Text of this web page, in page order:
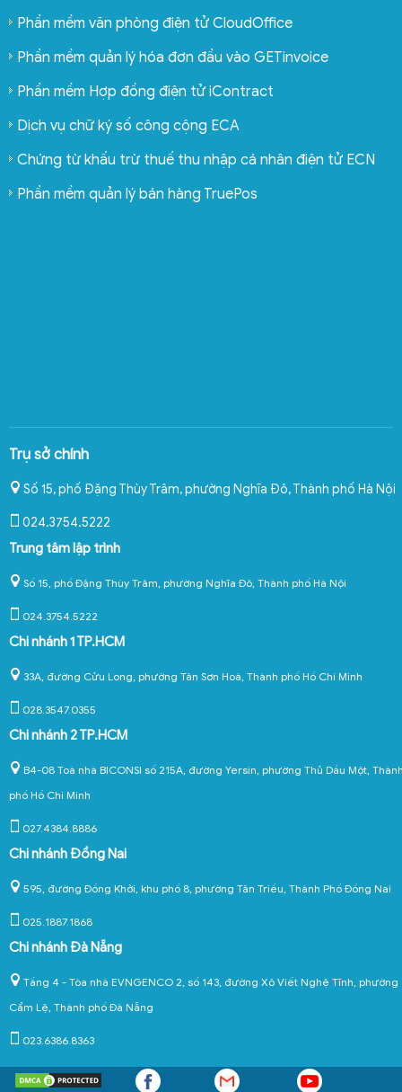
Phần mềm văn phòng điện tử CloudOffice
Phần mềm quản lý hóa đơn đầu vào GETinvoice
Phần mềm Hợp đồng điện tử iContract
Dịch vụ chữ ký số công cộng ECA
Chứng từ khấu trừ thuế thu nhập cá nhân điện tử ECN
Phần mềm quản lý bán hàng TruePos
Trụ sở chính
Số 15, phố Đặng Thùy Trâm, phường Nghĩa Đô,Thành phố Hà Nội
024.3754.5222
Trung tâm lập trình
Số 15, phố Đặng Thùy Trâm, phường Nghĩa Đô, Thành phố Hà Nội
024.3754.5222
Chi nhánh 1 TP.HCM
33A, đường Cửu Long, phường Tân Sơn Hoà, Thành phố Hồ Chí Minh
028.3547.0355
Chi nhánh 2 TP.HCM
B4-08 Toà nhà BICONSI số 215A, đường Yersin, phường Thủ Dầu Một,
phố Hồ Chí Minh
027.4384.8886
Chi nhánh Đồng Nai
595, đường Đồng Khởi, khu phố 8, phường Tân Triều, Thành Phố Đồng Nai
025.1887.1868
Chi nhánh Đà Nẵng
Tầng 4 - Tòa nhà EVNGENCO 2, số 143, đường Xô Viết Nghệ Tĩnh, phường
Cẩm Lệ, Thành phố Đà Nẵng
023.6386.8363